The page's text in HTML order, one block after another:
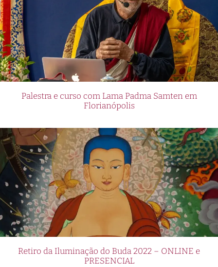
Palestra e curso com Lama Padma Samten em
Florianópolis
Retiro da Iluminação do Buda 2022 – ONLINE e
PRESENCIAL